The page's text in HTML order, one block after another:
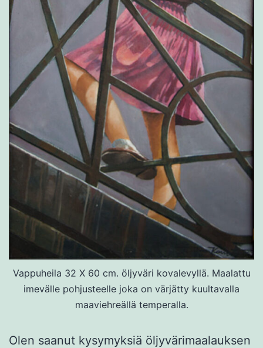
Vappuheila 32 X 60 cm. öljyväri kovalevyllä. Maalattu
imevälle pohjusteelle joka on värjätty kuultavalla
maaviehreällä temperalla.
Olen saanut kysymyksiä öljyvärimaalauksen